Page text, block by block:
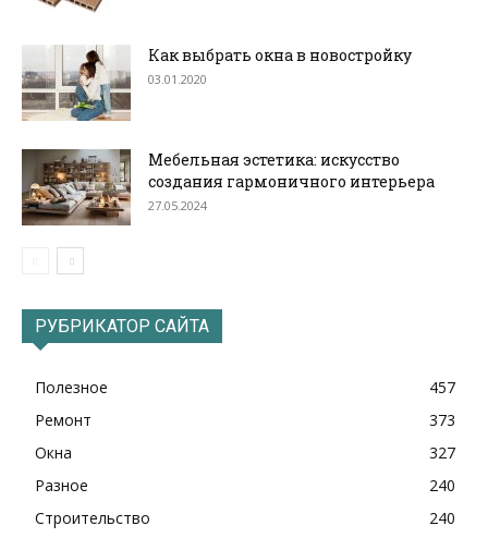
Как выбрать окна в новостройку
03.01.2020
Мебельная эстетика: искусство
создания гармоничного интерьера
27.05.2024
РУБРИКАТОР САЙТА
Полезное
457
Ремонт
373
Окна
327
Разное
240
Строительство
240